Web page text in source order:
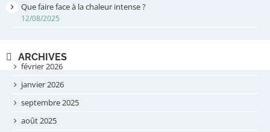
Que faire face à la chaleur intense ?
12/08/2025
ARCHIVES
février 2026
janvier 2026
septembre 2025
août 2025